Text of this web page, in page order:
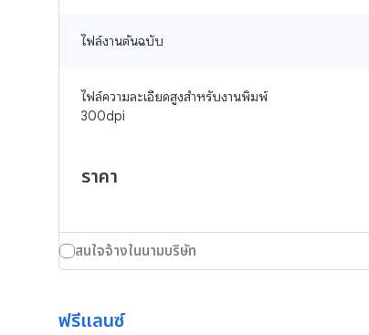
ไฟล์งานต้นฉบับ
ไฟล์ความละเอียดสูงสำหรับงานพิมพ์
300dpi
ราคา
สนใจจ้างในนามบริษัท
ฟรีแลนซ์